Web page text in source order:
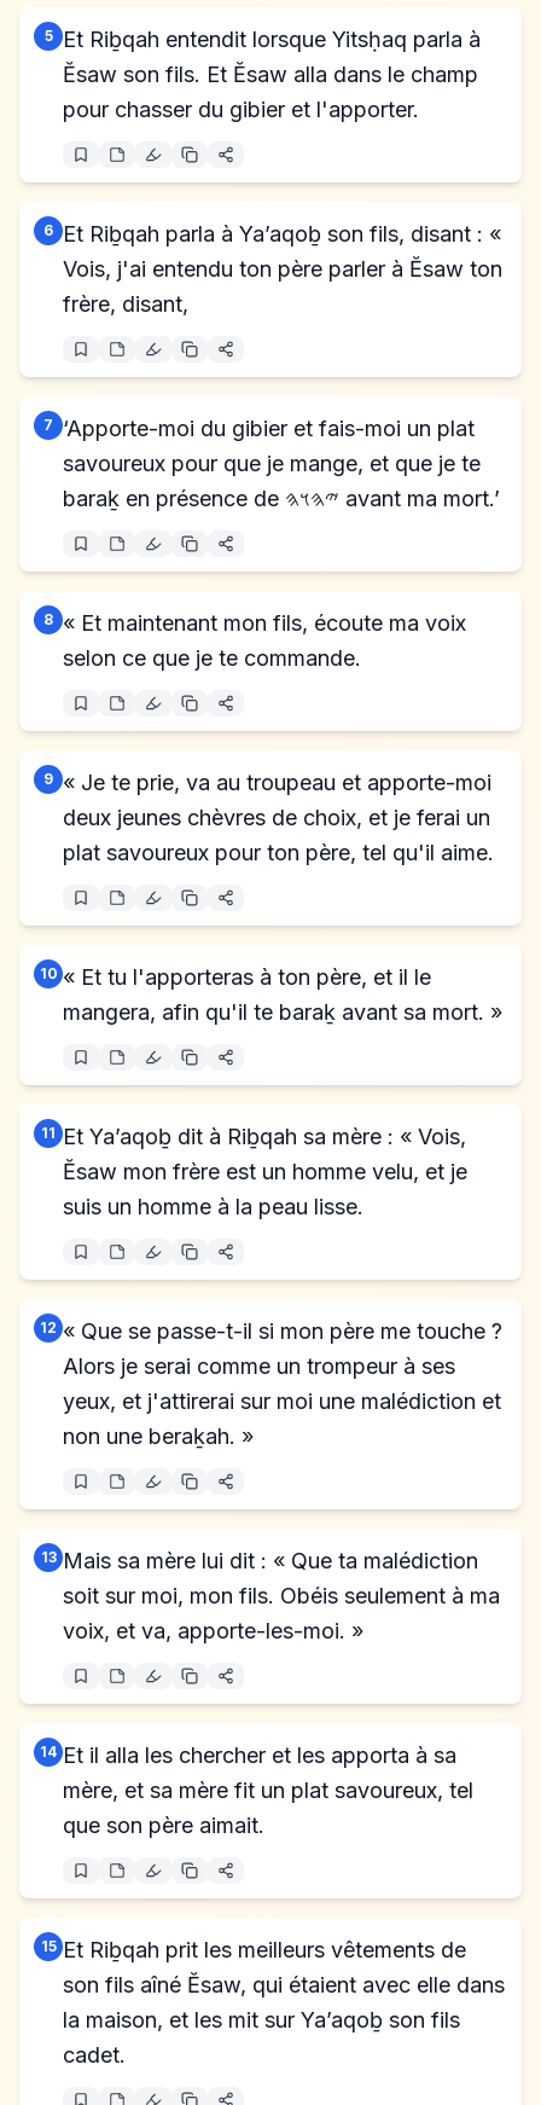
5
Et Riḇqah entendit lorsque Yitsḥaq parla à
Ĕsaw son fils. Et Ĕsaw alla dans le champ
pour chasser du gibier et l'apporter.
6
Et Riḇqah parla à Ya’aqoḇ son fils, disant : «
Vois, j'ai entendu ton père parler à Ĕsaw ton
frère, disant,
7
‘Apporte-moi du gibier et fais-moi un plat
savoureux pour que je mange, et que je te
baraḵ en présence de 𐤉𐤄𐤅𐤄 avant ma mort.’
8 « Et maintenant mon fils, écoute ma voix
selon ce que je te commande.
9 « Je te prie, va au troupeau et apporte-moi
deux jeunes chèvres de choix, et je ferai un
plat savoureux pour ton père, tel qu'il aime.
10 « Et tu l'apporteras à ton père, et il le
mangera, afin qu'il te baraḵ avant sa mort. »
11 Et Ya’aqoḇ dit à Riḇqah sa mère : « Vois,
Ĕsaw mon frère est un homme velu, et je
suis un homme à la peau lisse.
12 « Que se passe-t-il si mon père me touche ?
Alors je serai comme un trompeur à ses
yeux, et j'attirerai sur moi une malédiction et
non une beraḵah. »
13 Mais sa mère lui dit : « Que ta malédiction
soit sur moi, mon fils. Obéis seulement à ma
voix, et va, apporte-les-moi. »
14 Et il alla les chercher et les apporta à sa
mère, et sa mère fit un plat savoureux, tel
que son père aimait.
15 Et Riḇqah prit les meilleurs vêtements de
son fils aîné Ĕsaw, qui étaient avec elle dans
la maison, et les mit sur Ya’aqoḇ son fils
cadet.